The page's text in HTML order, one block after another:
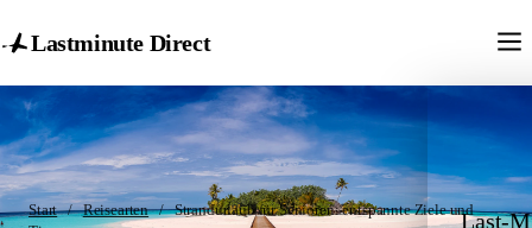
Lastminute Direct
Last-
Start / Reisearten / Strandurlaub für Senioren: entspannte Ziele und